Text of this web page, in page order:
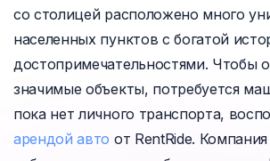
со столицей расположено много
населенных пунктов с богатой
достопримечательностями. Чтобы
значимые объекты, потребуется
пока нет личного транспорта,
арендой авто от RentRide.